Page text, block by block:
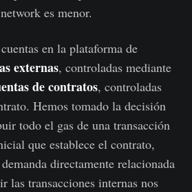
es menor.
en la plataforma de
externas, controladas mediante
de contratos, controladas
Hemos tomado la decisión
todo el gas de una transacción
que establece el contrato,
directamente relacionada
las transacciones internas nos